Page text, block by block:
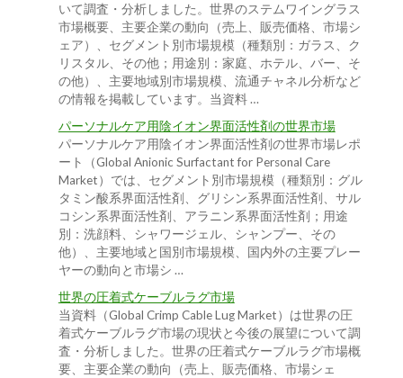
いて調査・分析しました。世界のステムワイングラス
市場概要、主要企業の動向（売上、販売価格、市場シ
ェア）、セグメント別市場規模（種類別：ガラス、ク
リスタル、その他；用途別：家庭、ホテル、バー、そ
の他）、主要地域別市場規模、流通チャネル分析など
の情報を掲載しています。当資料 …
パーソナルケア用陰イオン界面活性剤の世界市場
パーソナルケア用陰イオン界面活性剤の世界市場レポ
ート（Global Anionic Surfactant for Personal Care
Market）では、セグメント別市場規模（種類別：グル
タミン酸系界面活性剤、グリシン系界面活性剤、サル
コシン系界面活性剤、アラニン系界面活性剤；用途
別：洗顔料、シャワージェル、シャンプー、その
他）、主要地域と国別市場規模、国内外の主要プレー
ヤーの動向と市場シ …
世界の圧着式ケーブルラグ市場
当資料（Global Crimp Cable Lug Market）は世界の圧
着式ケーブルラグ市場の現状と今後の展望について調
査・分析しました。世界の圧着式ケーブルラグ市場概
要、主要企業の動向（売上、販売価格、市場シェ